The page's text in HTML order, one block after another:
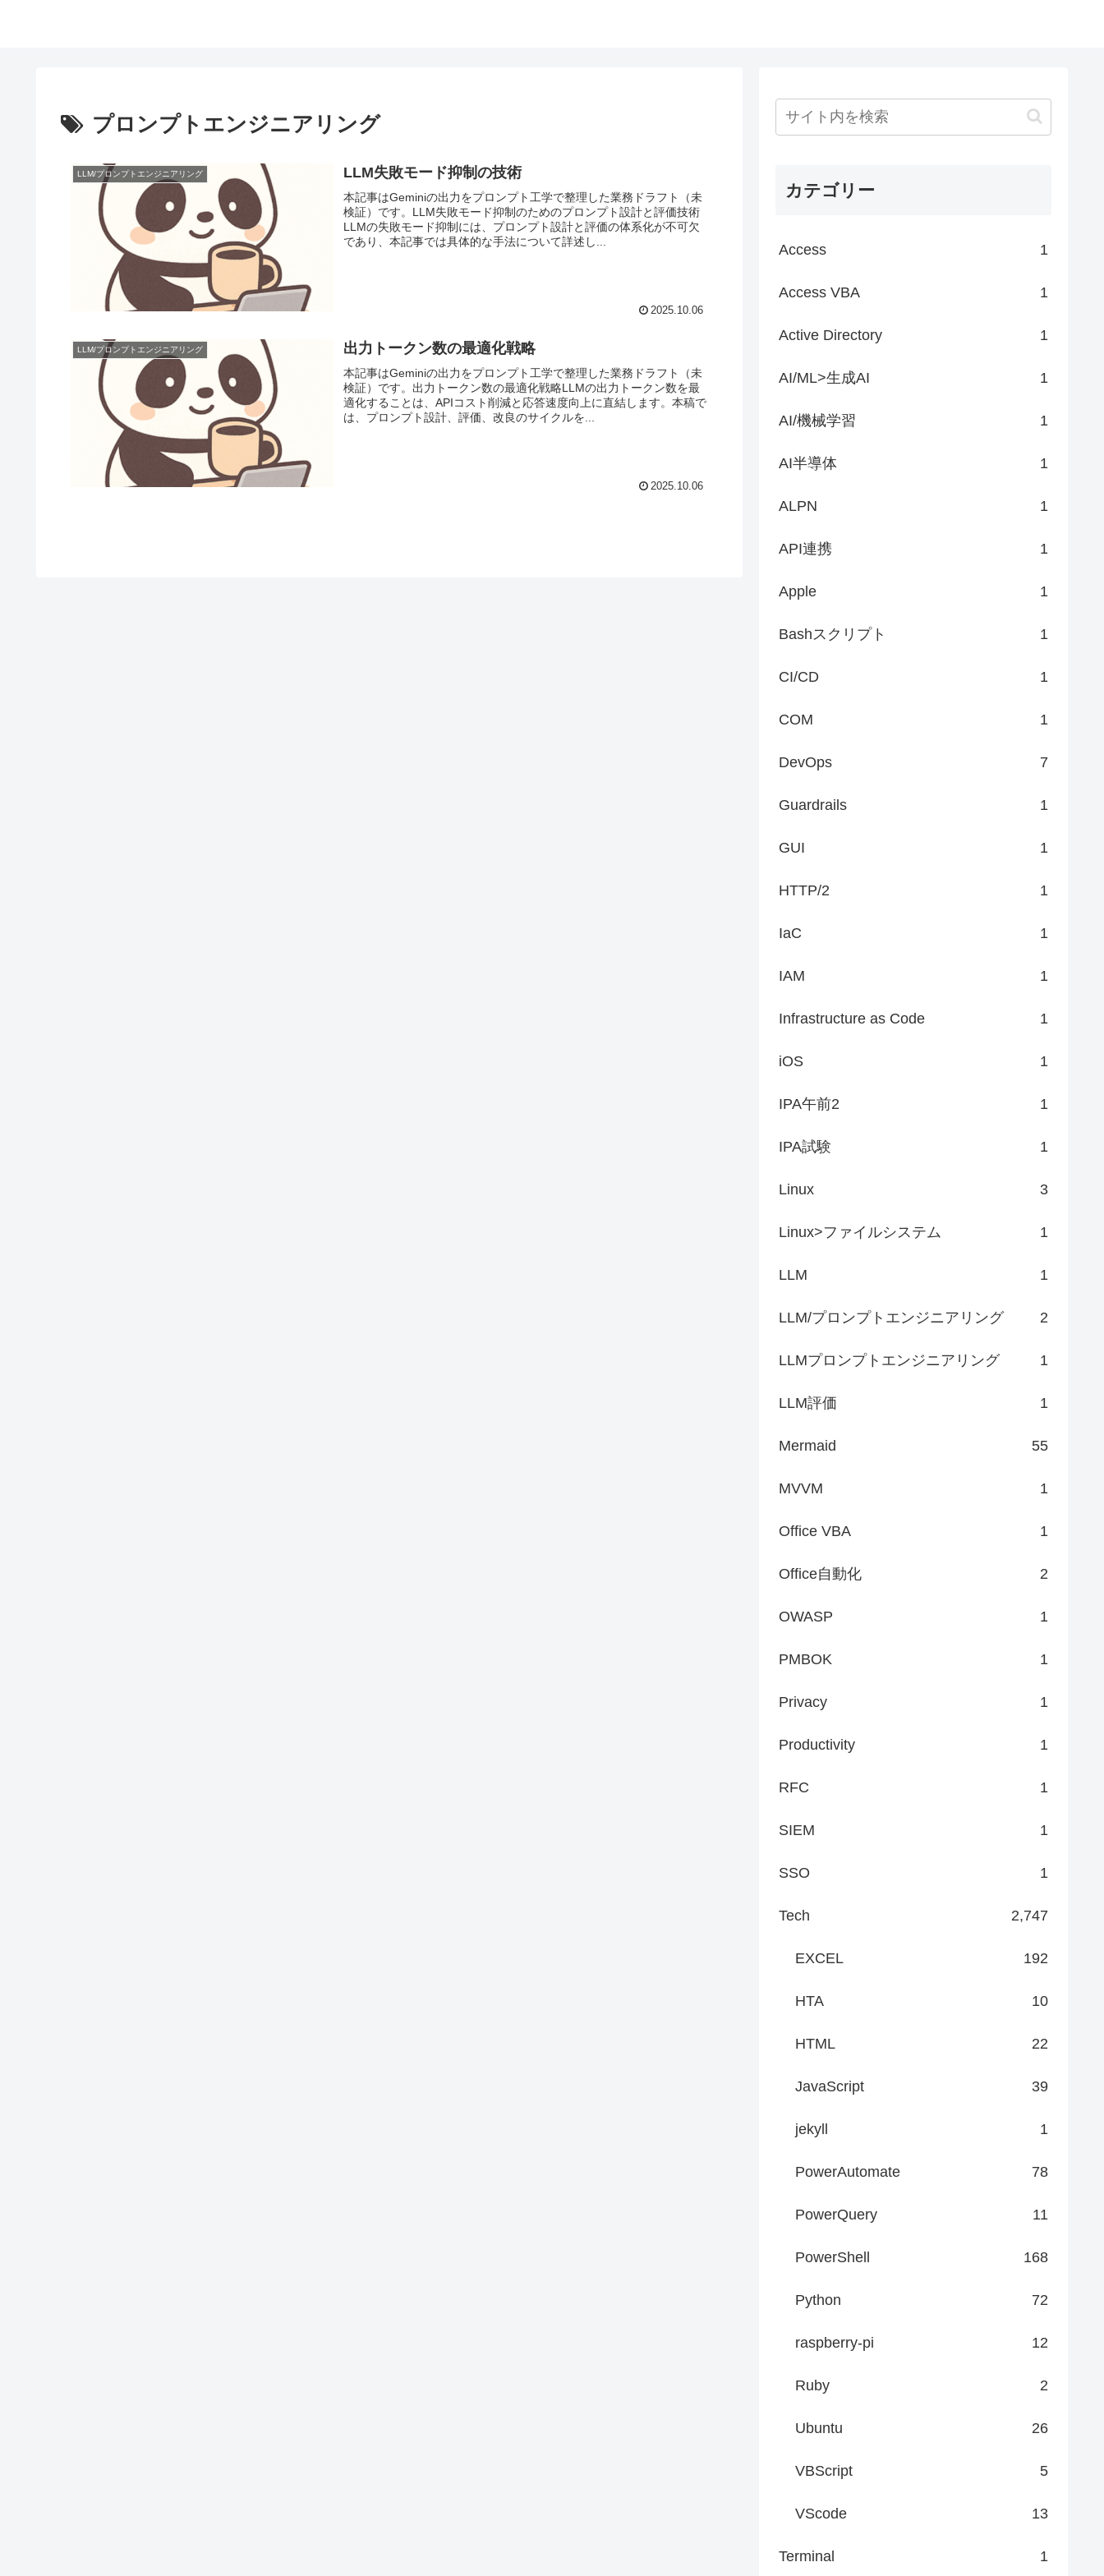
プロンプトエンジニアリング
LLM/プロンプトエンジニアリング LLM失敗モード抑制の技術
本記事はGeminiの出力をプロンプト工学で整理した業務ドラフト（未
検証）です。LLM失敗モード抑制のためのプロンプト設計と評価技術
LLMの失敗モード抑制には、プロンプト設計と評価の体系化が不可欠
であり、本記事では具体的な手法について詳述し...
2025.10.06
LLM/プロンプトエンジニアリング 出力トークン数の最適化戦略
本記事はGeminiの出力をプロンプト工学で整理した業務ドラフト（未
検証）です。出力トークン数の最適化戦略LLMの出力トークン数を最
適化することは、APIコスト削減と応答速度向上に直結します。本稿で
は、プロンプト設計、評価、改良のサイクルを...
2025.10.06
カテゴリー
Access 1
Access VBA 1
Active Directory 1
AI/ML>生成AI 1
AI/機械学習 1
AI半導体 1
ALPN 1
API連携 1
Apple 1
Bashスクリプト 1
CI/CD 1
COM 1
DevOps 7
Guardrails 1
GUI 1
HTTP/2 1
IaC 1
IAM 1
Infrastructure as Code 1
iOS 1
IPA午前2 1
IPA試験 1
Linux 3
Linux>ファイルシステム 1
LLM 1
LLM/プロンプトエンジニアリング 2
LLMプロンプトエンジニアリング 1
LLM評価 1
Mermaid 55
MVVM 1
Office VBA 1
Office自動化 2
OWASP 1
PMBOK 1
Privacy 1
Productivity 1
RFC 1
SIEM 1
SSO 1
Tech 2,747
EXCEL 192
HTA 10
HTML 22
JavaScript 39
jekyll 1
PowerAutomate 78
PowerQuery 11
PowerShell 168
Python 72
raspberry-pi 12
Ruby 2
Ubuntu 26
VBScript 5
VScode 13
Terminal 1